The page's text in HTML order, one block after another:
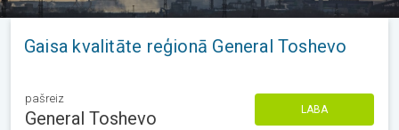
Gaisa kvalitāte reģionā General Toshevo
pašreiz
General Toshevo LABA